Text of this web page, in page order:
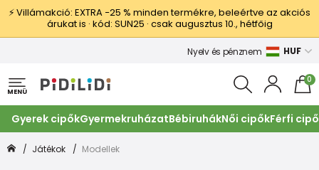
⚡ Villámakció: EXTRA −25 % minden termékre, beleértve az akciós
árukat is · kód: SUN25 · csak augusztus 10., hétfőig
Nyelv és pénznem HUF
MENÜ
0
Gyerek cipőkGyermekruházatBébiruhákNői cipőkFérfi
Játékok Modellek